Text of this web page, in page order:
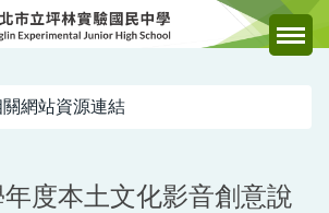
網站資源連結
度本土文化影音創意說